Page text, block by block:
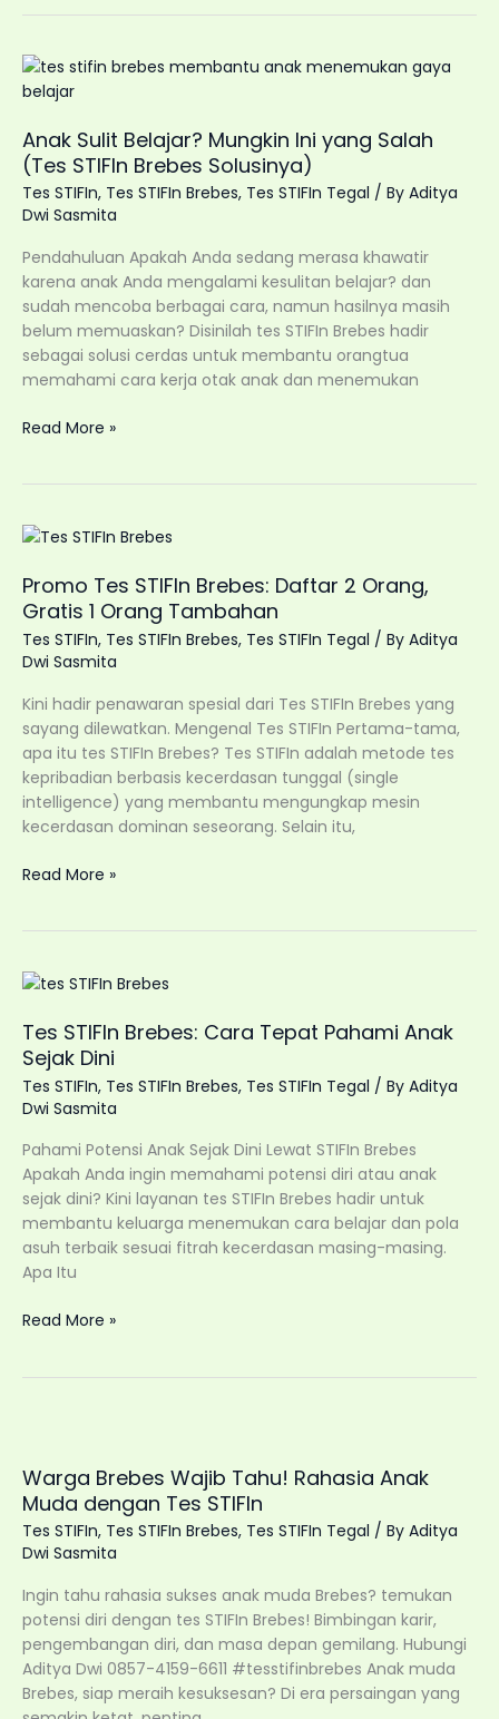
Potensi?
Tes
STIFIn
Brebes
Beri
Penglihatan
jelas
Anak Sulit Belajar? Mungkin Ini yang Salah
(Tes STIFIn Brebes Solusinya)
Tes STIFIn, Tes STIFIn Brebes, Tes STIFIn Tegal / By Aditya
Dwi Sasmita
Pendahuluan Apakah Anda sedang merasa khawatir
karena anak Anda mengalami kesulitan belajar? dan
sudah mencoba berbagai cara, namun hasilnya masih
belum memuaskan? Disinilah tes STIFIn Brebes hadir
sebagai solusi cerdas untuk membantu orangtua
memahami cara kerja otak anak dan menemukan
Anak
Ini
yang
Salah
(Tes
STIFIn
Brebes
Solusinya)
Read More »
Promo Tes STIFIn Brebes: Daftar 2 Orang,
Gratis 1 Orang Tambahan
Tes STIFIn, Tes STIFIn Brebes, Tes STIFIn Tegal / By Aditya
Dwi Sasmita
Kini hadir penawaran spesial dari Tes STIFIn Brebes yang
sayang dilewatkan. Mengenal Tes STIFIn Pertama-tama,
apa itu tes STIFIn Brebes? Tes STIFIn adalah metode tes
kepribadian berbasis kecerdasan tunggal (single
intelligence) yang membantu mengungkap mesin
kecerdasan dominan seseorang. Selain itu,
Promo
Daftar
2
Orang,
Gratis
1
Orang
Tambahan
Read More »
Tes STIFIn Brebes: Cara Tepat Pahami Anak
Sejak Dini
Tes STIFIn, Tes STIFIn Brebes, Tes STIFIn Tegal / By Aditya
Dwi Sasmita
Pahami Potensi Anak Sejak Dini Lewat STIFIn Brebes
Apakah Anda ingin memahami potensi diri atau anak
sejak dini? Kini layanan tes STIFIn Brebes hadir untuk
membantu keluarga menemukan cara belajar dan pola
asuh terbaik sesuai fitrah kecerdasan masing-masing.
Apa Itu
Tes
Anak
Sejak
Dini
Read More »
Warga Brebes Wajib Tahu! Rahasia Anak
Muda dengan Tes STIFIn
Tes STIFIn, Tes STIFIn Brebes, Tes STIFIn Tegal / By Aditya
Dwi Sasmita
Ingin tahu rahasia sukses anak muda Brebes? temukan
potensi diri dengan tes STIFIn Brebes! Bimbingan karir,
pengembangan diri, dan masa depan gemilang. Hubungi
Aditya Dwi 0857-4159-6611 #tesstifinbrebes Anak muda
Brebes, siap meraih kesuksesan? Di era persaingan yang